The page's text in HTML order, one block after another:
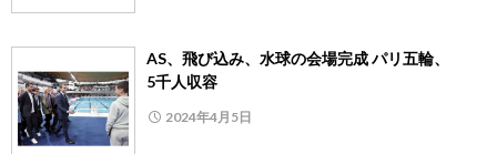
AS、飛び込み、水球の会場完成 パリ五輪、
5千人収容
2024年4月5日